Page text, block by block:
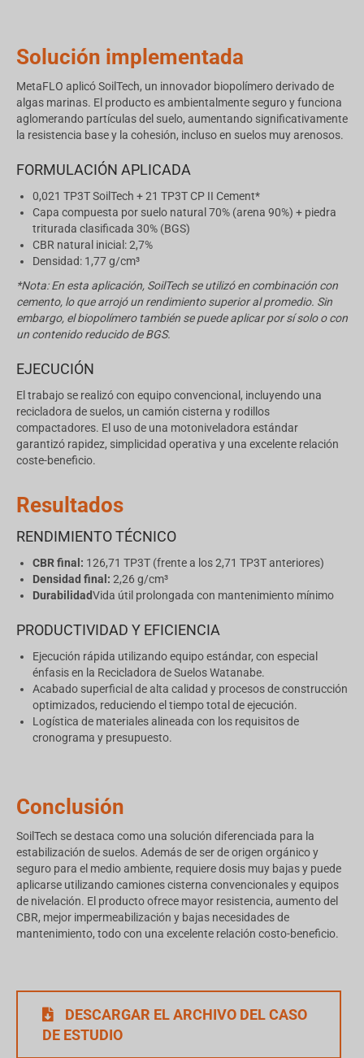
Solución implementada
MetaFLO aplicó SoilTech, un innovador biopolímero derivado de
algas marinas. El producto es ambientalmente seguro y funciona
aglomerando partículas del suelo, aumentando significativamente
la resistencia base y la cohesión, incluso en suelos muy arenosos.
FORMULACIÓN APLICADA
0,021 TP3T SoilTech + 21 TP3T CP II Cement*
Capa compuesta por suelo natural 70% (arena 90%) + piedra
triturada clasificada 30% (BGS)
CBR natural inicial: 2,7%
Densidad: 1,77 g/cm³
*Nota: En esta aplicación, SoilTech se utilizó en combinación con
cemento, lo que arrojó un rendimiento superior al promedio. Sin
embargo, el biopolímero también se puede aplicar por sí solo o con
un contenido reducido de BGS.
EJECUCIÓN
El trabajo se realizó con equipo convencional, incluyendo una
recicladora de suelos, un camión cisterna y rodillos
compactadores. El uso de una motoniveladora estándar
garantizó rapidez, simplicidad operativa y una excelente relación
coste-beneficio.
Resultados
RENDIMIENTO TÉCNICO
CBR final: 126,71 TP3T (frente a los 2,71 TP3T anteriores)
Densidad final: 2,26 g/cm³
DurabilidadVida útil prolongada con mantenimiento mínimo
PRODUCTIVIDAD Y EFICIENCIA
Ejecución rápida utilizando equipo estándar, con especial
énfasis en la Recicladora de Suelos Watanabe.
Acabado superficial de alta calidad y procesos de construcción
optimizados, reduciendo el tiempo total de ejecución.
Logística de materiales alineada con los requisitos de
cronograma y presupuesto.
Conclusión
SoilTech se destaca como una solución diferenciada para la
estabilización de suelos. Además de ser de origen orgánico y
seguro para el medio ambiente, requiere dosis muy bajas y puede
aplicarse utilizando camiones cisterna convencionales y equipos
de nivelación. El producto ofrece mayor resistencia, aumento del
CBR, mejor impermeabilización y bajas necesidades de
mantenimiento, todo con una excelente relación costo-beneficio.
DESCARGAR EL ARCHIVO DEL CASO
DE ESTUDIO